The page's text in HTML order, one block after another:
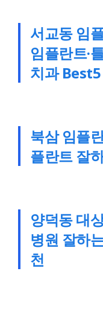
서교동 임
임플란트·
치과 Best5
북삼 임플
플란트 잘
양덕동 대
병원 잘하
천